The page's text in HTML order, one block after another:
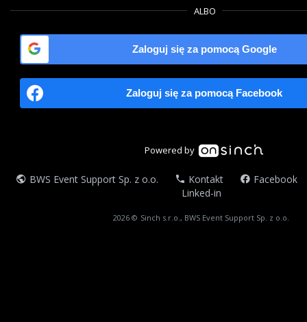
ALBO
Zaloguj się za pomocą Google
Zaloguj się za pomocą Facebook
Powered by
BWS Event Support Sp. z o.o. Kontakt
Facebook
Linked-in
2026 © Sinch s.r.o., BWS Event Support Sp. z o.o.